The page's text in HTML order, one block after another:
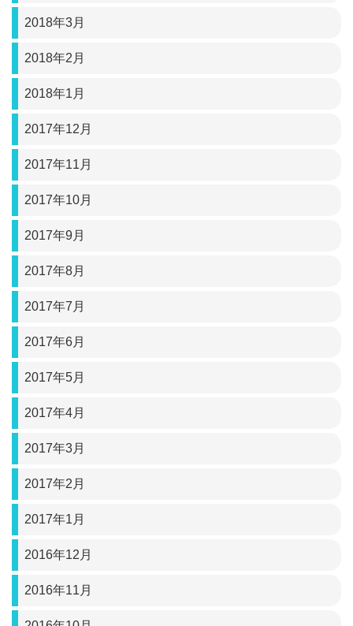
2018年3月
2018年2月
2018年1月
2017年12月
2017年11月
2017年10月
2017年9月
2017年8月
2017年7月
2017年6月
2017年5月
2017年4月
2017年3月
2017年2月
2017年1月
2016年12月
2016年11月